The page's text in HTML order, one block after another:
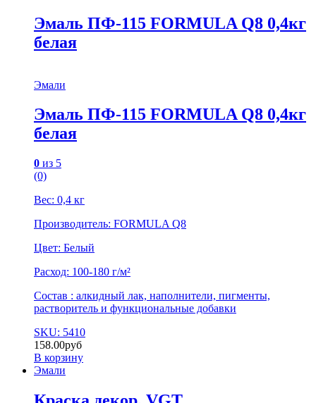
Эмаль ПФ-115 FORMULA Q8 0,4кг
белая
Эмали
Эмаль ПФ-115 FORMULA Q8 0,4кг
белая
0 из 5
(0)
Вес: 0,4 кг
Производитель: FORMULA Q8
Цвет: Белый
Расход: 100-180 г/м²
Состав : алкидный лак, наполнители, пигменты,
растворитель и функциональные добавки
SKU: 5410
158.00руб
В корзину
Эмали